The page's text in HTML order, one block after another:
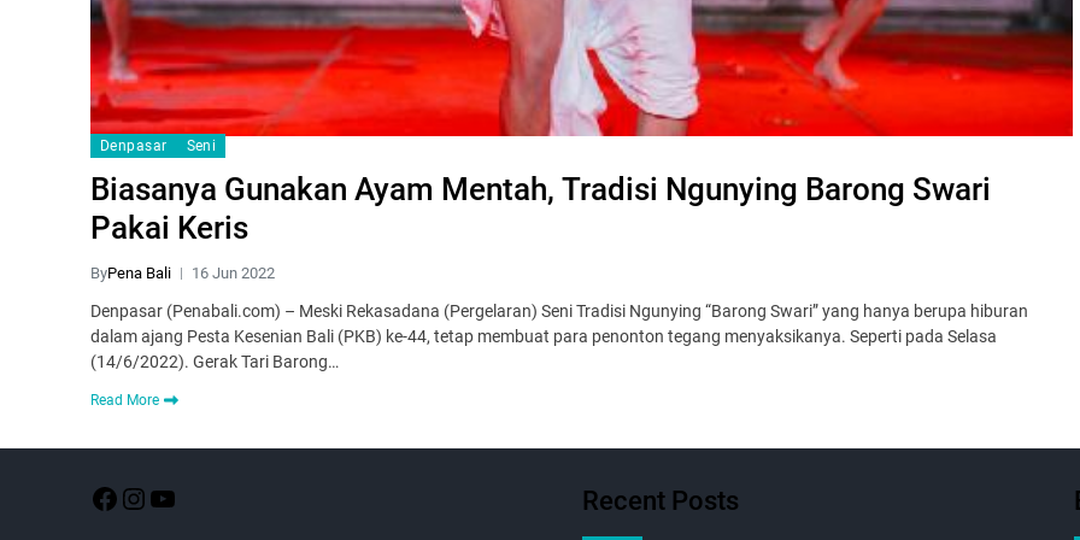
Denpasar Seni
Biasanya Gunakan Ayam Mentah, Tradisi Ngunying Barong Swari
Pakai Keris
ByPena Bali 16 Jun 2022
Denpasar (Penabali.com) – Meski Rekasadana (Pergelaran) Seni Tradisi Ngunying “Barong Swari” yang hanya berupa hiburan
dalam ajang Pesta Kesenian Bali (PKB) ke-44, tetap membuat para penonton tegang menyaksikanya. Seperti pada Selasa
(14/6/2022). Gerak Tari Barong…
Read More
Recent Posts